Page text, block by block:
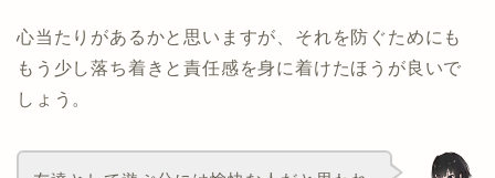
心当たりがあるかと思いますが、それを防ぐためにも
もう少し落ち着きと責任感を身に着けたほうが良いで
しょう。